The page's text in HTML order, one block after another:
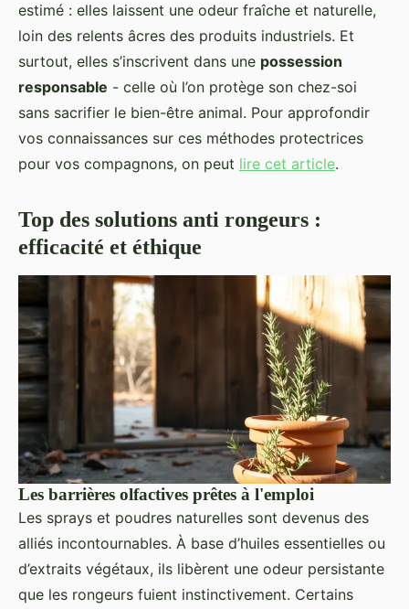
estimé : elles laissent une odeur fraîche et naturelle,
loin des relents âcres des produits industriels. Et
surtout, elles s’inscrivent dans une possession
responsable - celle où l’on protège son chez-soi
sans sacrifier le bien-être animal. Pour approfondir
vos connaissances sur ces méthodes protectrices
pour vos compagnons, on peut lire cet article.
Top des solutions anti rongeurs :
efficacité et éthique
Les barrières olfactives prêtes à l'emploi
Les sprays et poudres naturelles sont devenus des
alliés incontournables. À base d’huiles essentielles ou
d’extraits végétaux, ils libèrent une odeur persistante
que les rongeurs fuient instinctivement. Certains